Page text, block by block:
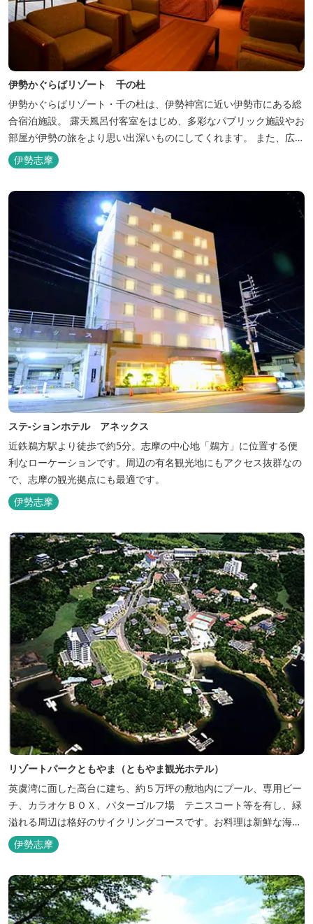
伊勢かぐらばリゾート 千の杜
伊勢かぐらばリゾート・千の杜は、伊勢神宮に近い伊勢市にある総
合宿泊施設。 露天風呂付客室をはじめ、多彩なパブリック施設やお
部屋が伊勢の旅をより思い出深いものにしてくれます。 また、広大
な敷地内にはテニスコート、野球場を始めとしたスポーツ施設や、
ウォータースライダーを有する流水プール、お子様が楽しめる児童
遊園など、様々なアウトドア施設がございます。杜の自然を感じな
がら、充実した伊勢の一日を...
伊勢志摩
ステ-ションホテル アネックス
近鉄鵜方駅より徒歩で約5分。志摩の中心地「鵜方」に位置する便
利なローケーションです。周辺の有名観光地にもアクセス抜群なの
で、志摩の観光拠点にも最適です。
伊勢志摩
リゾートパークともやま（ともやま観光ホテル）
英虞湾に面した高台に建ち、約５万坪の敷地内にプール、専用ビー
チ、カラオケＢＯＸ、パターゴルフ場 テニスコート等を有し、緑
溢れる周辺は格好のサイクリングコースです。お料理は新鮮な海の
幸をふんだんに使用する荒磯焼、活造会席、伊勢海老残酷鍋会席、
松茸料理（秋）等グルメ志向の方に好評です。夏には野外バーベキ
伊勢志摩